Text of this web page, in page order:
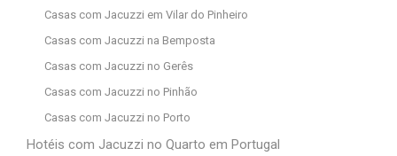
Casas com Jacuzzi em Vilar do Pinheiro
Casas com Jacuzzi na Bemposta
Casas com Jacuzzi no Gerês
Casas com Jacuzzi no Pinhão
Casas com Jacuzzi no Porto
Hotéis com Jacuzzi no Quarto em Portugal